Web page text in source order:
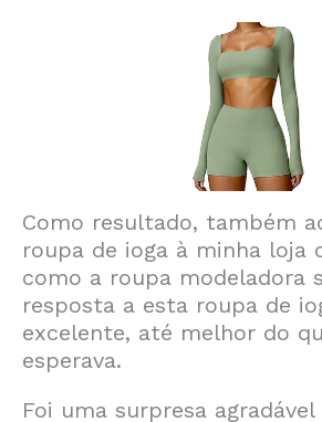
Como resultado, também
roupa de ioga à minha loja
como a roupa modeladora
resposta a esta roupa de
excelente, até melhor do
esperava.
Foi uma surpresa